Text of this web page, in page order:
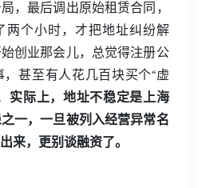
，最后调出原始租赁合同，
两个小时，才把地址纠纷解
创业那会儿，总觉得注册公
甚至有人花几百块买个“虚
实际上，地址不稳定是上海
一，一旦被列入经营异常名
来，更别谈融资了。